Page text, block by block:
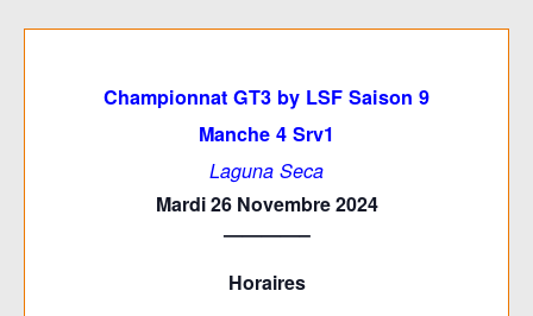
Championnat GT3 by LSF Saison 9
Manche 4 Srv1
Laguna Seca
Mardi 26 Novembre 2024
————–
Horaires